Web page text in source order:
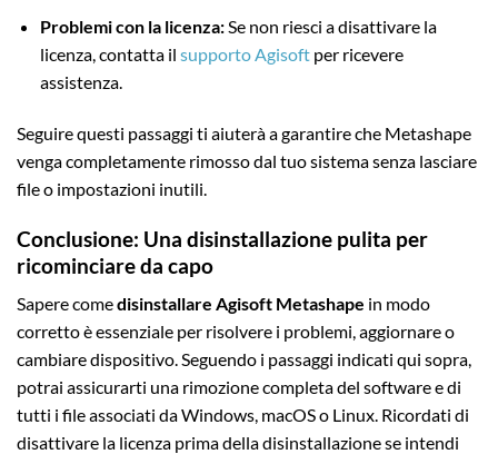
Problemi con la licenza:Se non riesci a disattivare la
licenza, contatta il supporto Agisoftper ricevere
assistenza.
Seguire questi passaggi ti aiuterà a garantire che Metashape
venga completamente rimosso dal tuo sistema senza lasciare
file o impostazioni inutili.
Conclusione: Una disinstallazione pulita per
ricominciare da capo
Sapere comedisinstallare Agisoft Metashape in modo
corretto è essenziale per risolvere i problemi, aggiornare o
cambiare dispositivo. Seguendo i passaggi indicati qui sopra,
potrai assicurarti una rimozione completa del software e di
tutti i file associati da Windows, macOS o Linux. Ricordati di
disattivare la licenza prima della disinstallazione se intendi